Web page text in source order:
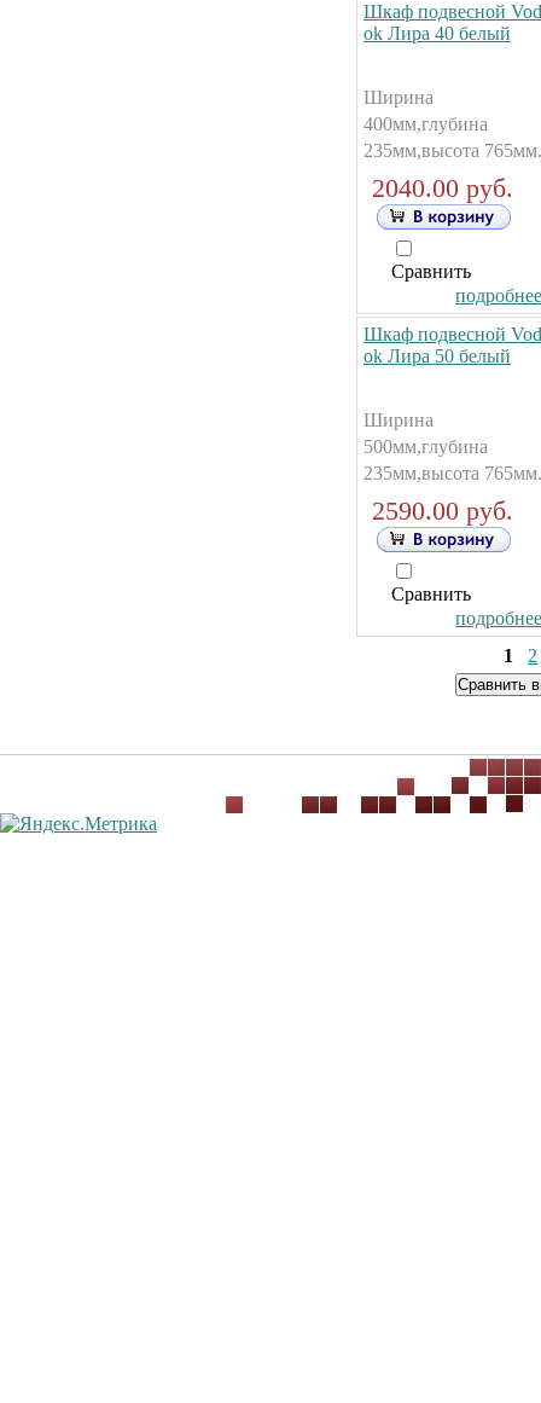
Шкаф подвесной
ok Лира 40 белый
Ширина
400мм,глубина
235мм,высота 765мм.
2040.00 руб.
Сравнить
Шкаф подвесной
ok Лира 50 белый
Ширина
500мм,глубина
235мм,высота 765мм.
2590.00 руб.
Сравнить
1
2